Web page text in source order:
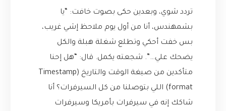
تردد شوي، وبعدين حكى بصوت خافت: “يا
بشمهندس، أنا من أول يوم ملاحظ إشي غريب،
بس خفت أحكي وتطلع شغلة هبلة والكل
يضحك علي…”. شجعته يكمل. قال: “هل إحنا
متأكدين من صيغة الوقت والتاريخ (Timestamp
format) اللي بتوصلنا من كل السيرفرات؟ أنا
شاكك إنه في سيرفرات بأمريكا وسيرفرات